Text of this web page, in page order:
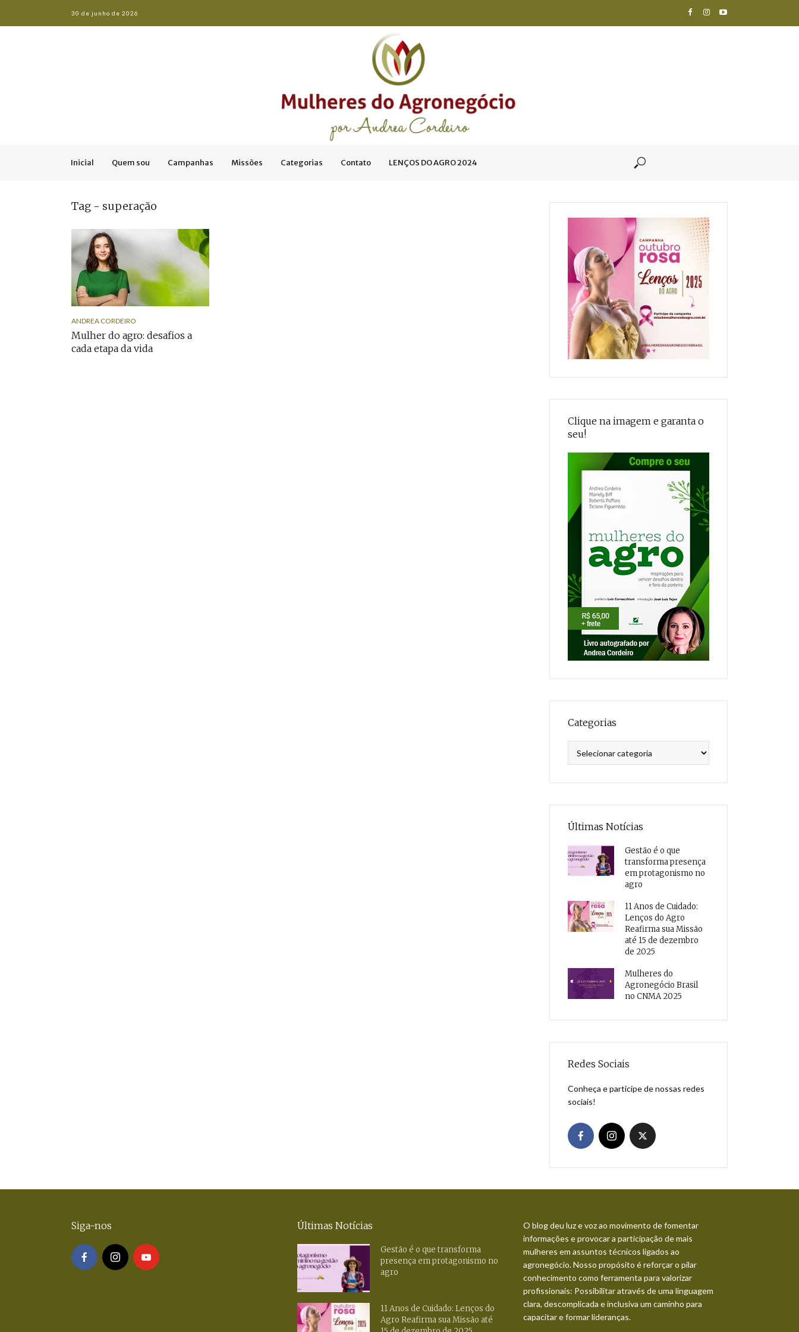
30 de junho de 2026
Inicial Quem sou Campanhas Missões Categorias Contato LENÇOS DO AGRO 2024
Tag - superação
ANDREA CORDEIRO
Mulher do agro: desafios a
cada etapa da vida
Clique na imagem e garanta o
seu!
Categorias
Últimas Notícias
Gestão é o que
transforma presença
em protagonismo no
agro
11 Anos de Cuidado:
Lenços do Agro
Reafirma sua Missão
até 15 de dezembro
de 2025
Mulheres do
Agronegócio Brasil
no CNMA 2025
Redes Sociais
Conheça e participe de nossas redes
sociais!
Siga-nos Últimas Notícias
Gestão é o que transforma
presença em protagonismo no
agro
11 Anos de Cuidado: Lenços do
Agro Reafirma sua Missão até
O blog deu luz e voz ao movimento de fomentar
informações e provocar a participação de mais
mulheres em assuntos técnicos ligados ao
agronegócio. Nosso propósito é reforçar o pilar
conhecimento como ferramenta para valorizar
profissionais: Possibilitar através de uma linguagem
clara, descomplicada e inclusiva um caminho para
capacitar e formar lideranças.